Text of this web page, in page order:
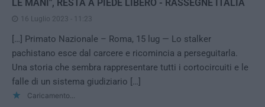
LE MANI", RESTA A PIEDE LIBERO - RASSEGNE ITALIA
16 Luglio 2023 - 11:23
[…] Primato Nazionale – Roma, 15 lug — Lo stalker
pachistano esce dal carcere e ricomincia a perseguitarla.
Una storia che sembra rappresentare tutti i cortocircuiti e le
falle di un sistema giudiziario […]
Caricamento...